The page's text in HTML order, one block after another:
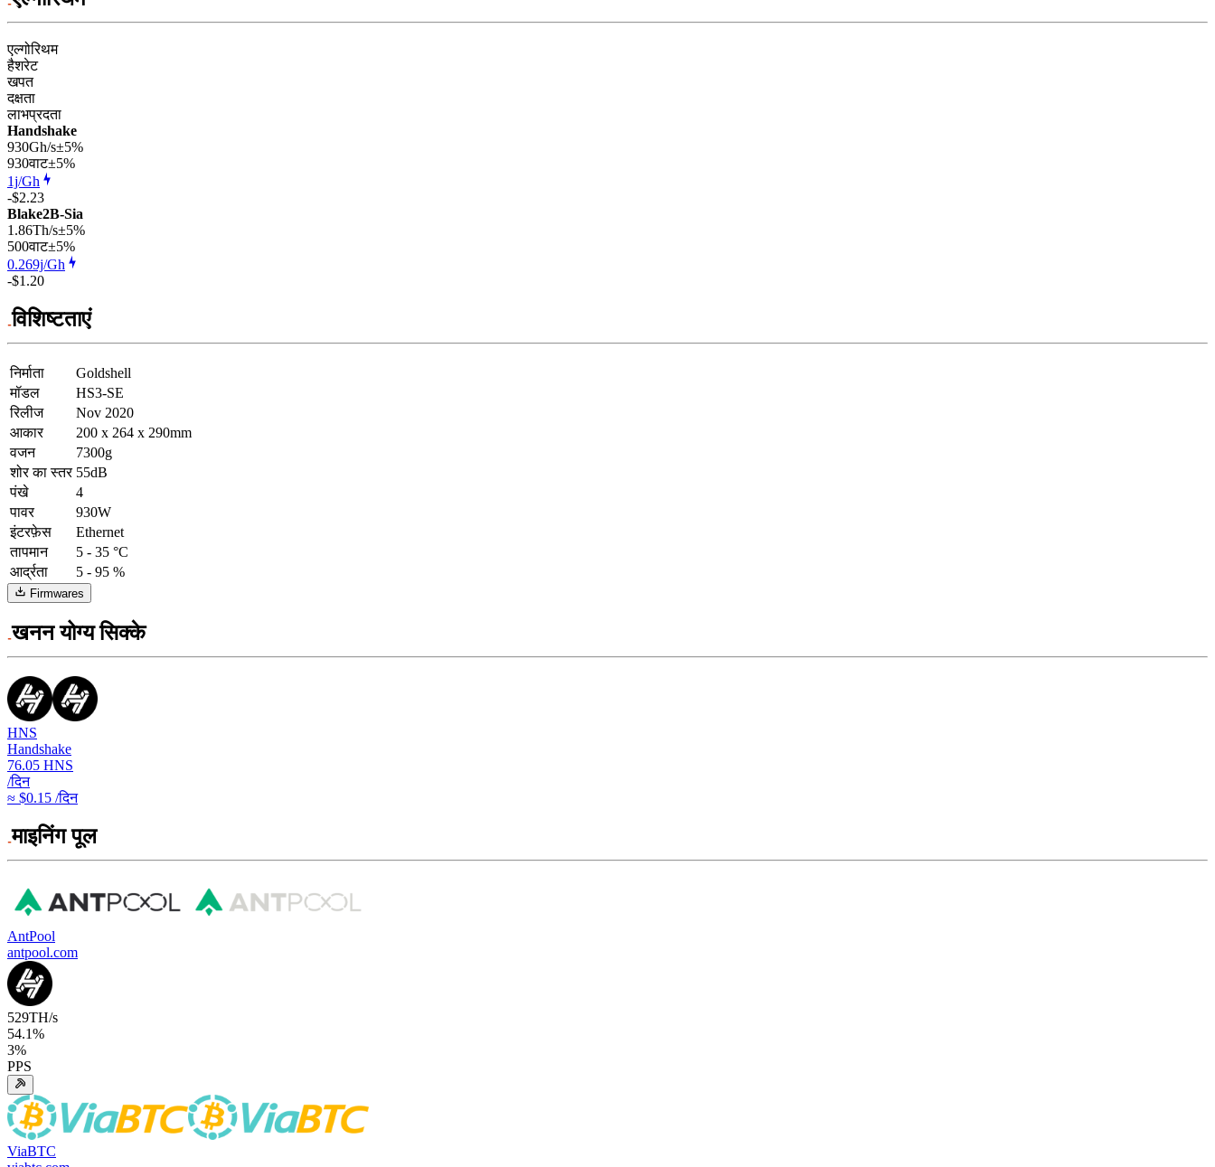
एल्गोरिथम
हैशरेट
खपत
दक्षता
लाभप्रदता
Handshake
930Gh/s±5%
930वाट±5%
1j/Gh
-$2.23
Blake2B-Sia
1.86Th/s±5%
500वाट±5%
0.269j/Gh
-$1.20
विशिष्टताएं
निर्माता
Goldshell
मॉडल
HS3-SE
रिलीज
Nov 2020
आकार
200 x 264 x 290mm
वजन
7300g
शोर का स्तर 55dB
पंखे
4
पावर
930W
इंटरफ़ेस
Ethernet
तापमान
5 - 35 °C
आर्द्रता
5 - 95 %
Firmwares
खनन योग्य सिक्के
HNS
Handshake
76.05 HNS
/दिन
≈ $0.15 /दिन
माइनिंग पूल
AntPool
antpool.com
529TH/s
54.1%
3%
PPS
ViaBTC